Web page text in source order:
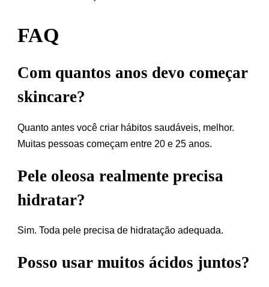
FAQ
Com quantos anos devo começar
skincare?
Quanto antes você criar hábitos saudáveis, melhor.
Muitas pessoas começam entre 20 e 25 anos.
Pele oleosa realmente precisa
hidratar?
Sim. Toda pele precisa de hidratação adequada.
Posso usar muitos ácidos juntos?